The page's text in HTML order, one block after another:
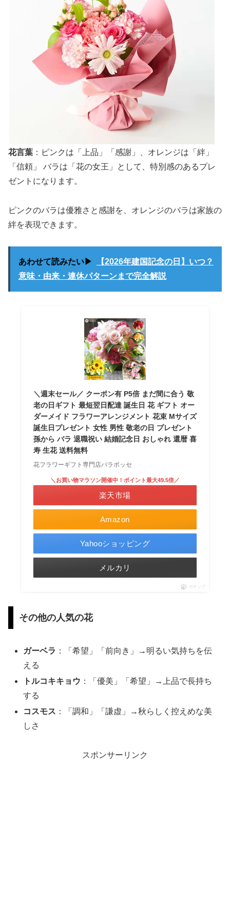
花言葉 ：ピンクは「上品」「感謝」、オレンジは「絆」
「信頼」 バラは「花の女王」として、特別感のあるプレ
ゼントになります。
ピンクのバラは優雅さと感謝を、オレンジのバラは家族の
絆を表現できます。
あわせて読みたい▶
【2026年建国記念の日】いつ？
意味・由来・連休パターンまで完全解説
＼週末セール／ クーポン有 P5倍 まだ間に合う 敬
老の日ギフト 最短翌日配達 誕生日 花 ギフト オー
ダーメイド フラワーアレンジメント 花束 Mサイズ
誕生日プレゼント 女性 男性 敬老の日 プレゼント
孫から バラ 退職祝い 結婚記念日 おしゃれ 還暦 喜
寿 生花 送料無料
花フラワーギフト専門店パラボッセ
Amazon
＼お買い物マラソン開催中！ポイント最大49.5倍／
楽天市場
Yahooショッピング
メルカリ
ポチップ
その他の人気の花
ガーベラ ：「希望」「前向き」→明るい気持ちを伝
える
トルコキキョウ ：「優美」「希望」→上品で長持ち
する
コスモス ：「調和」「謙虚」→秋らしく控えめな美
しさ
スポンサーリンク